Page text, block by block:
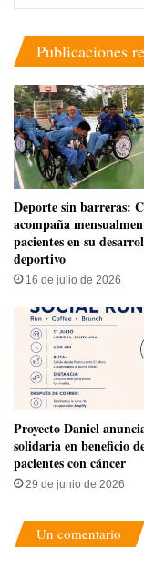
Publicaciones
​Deporte sin barreras:
acompaña
pacientes en su
deportivo
16 de julio de 2026
Proyecto Daniel
solidaria en beneficio
pacientes con cáncer
29 de junio de 2026
Un comentario